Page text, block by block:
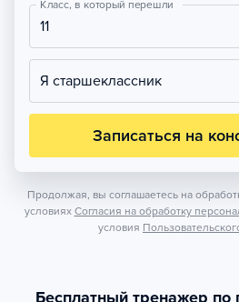
Класс, в который перешли
11
Я старшеклассник
Записаться на
Продолжая, вы соглашаетесь на
условиях Согласия на обработку
условия
Бесплатный тренажер по